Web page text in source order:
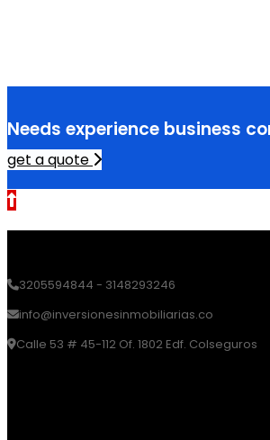
Needs experience business
get a quote
3205594844 - 3148293246
info@inversionesinmobiliarias.co
Calle 53 # 45-112 Of. 1802 Edf. Colseguros